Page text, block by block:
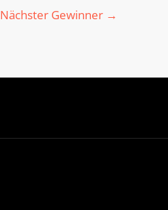
Nächster Gewinner →